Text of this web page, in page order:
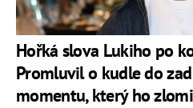
Hořká slova Lukiho po
Promluvil o kudle do
momentu, který ho